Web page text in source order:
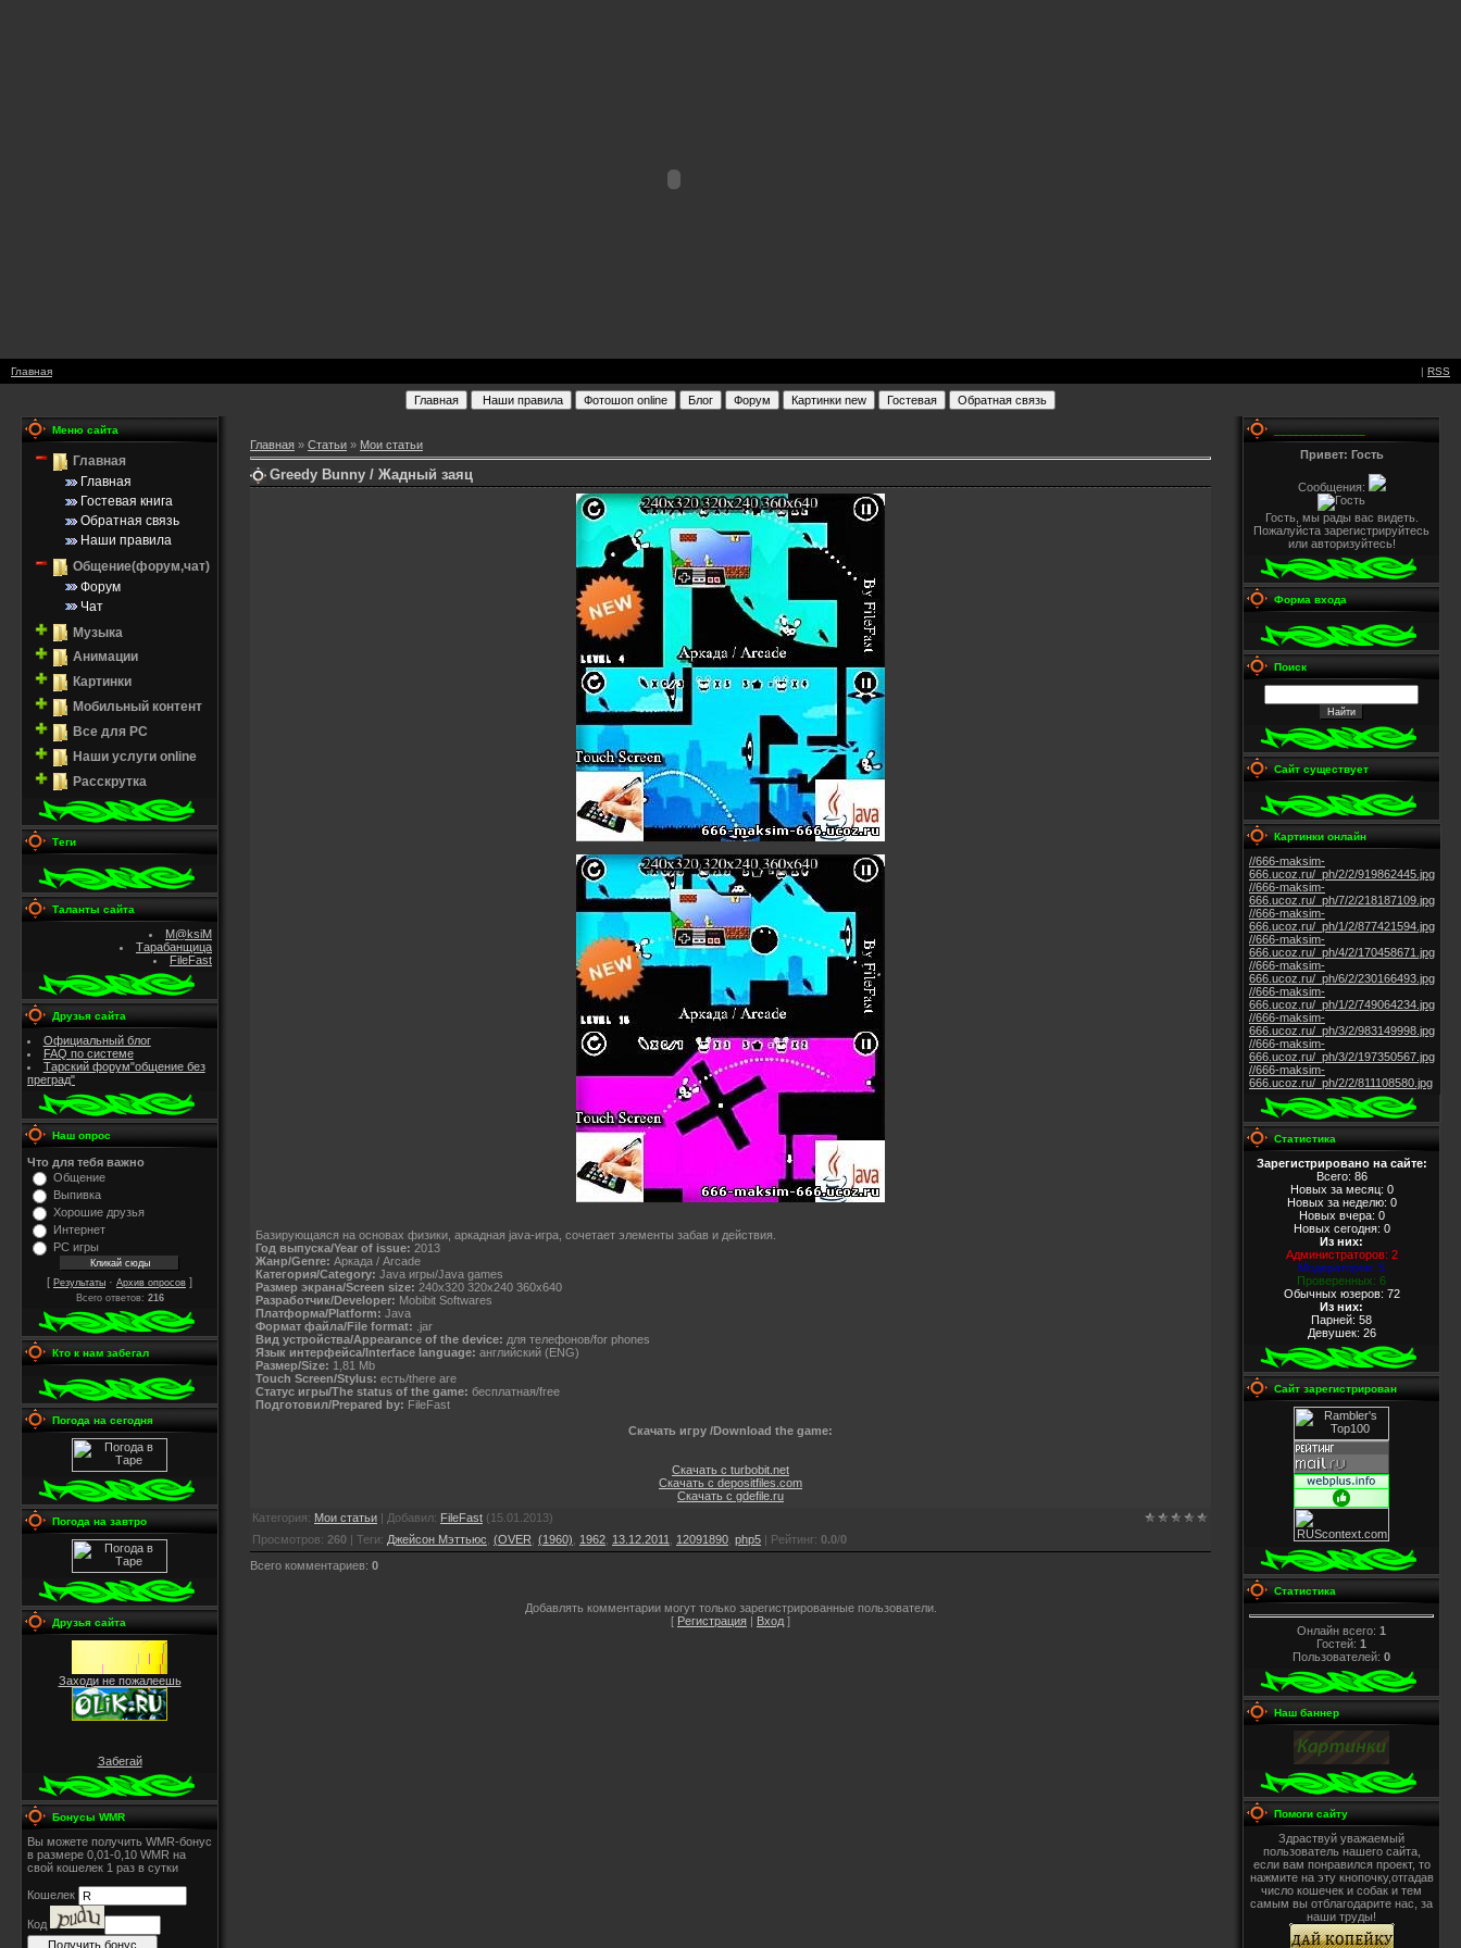
Главная | RSS
Меню сайта
Главная
Главная
Гостевая книга
Обратная связь
Наши правила
Общение(форум,чат)
Форум
Чат
Музыка
Анимации
Картинки
Мобильный контент
Все для PC
Наши услуги online
Расскрутка
Теги
Таланты сайта
M@ksiM
Тарабанщица
FileFast
Друзья сайта
Официальный блог
FAQ по системе
Тарский форум"общение без
преград"
Наш опрос
Что для тебя важно
Общение
Выпивка
Хорошие друзья
Интернет
PC игры
[ Результаты · Архив опросов ]
Всего ответов: 216
Кто к нам забегал
Погода на сегодня
Погода на завтро
Друзья сайта
Заходи не пожалеешь
Забегай
Бонусы WMR
Вы можете получить WMR-бонус
в размере 0,01-0,10 WMR на
свой кошелек 1 раз в сутки
Кошелек
Код
Главная » Статьи » Мои статьи
Greedy Bunny / Жадный заяц
Базирующаяся на основах физики, аркадная java-игра, сочетает элементы забав и действия.
Год выпуска/Year of issue: 2013
Жанр/Genre: Аркада / Arcade
Категория/Category: Java игры/Java games
Размер экрана/Screen size: 240x320 320x240 360x640
Разработчик/Developer: Mobibit Softwares
Платформа/Platform: Java
Формат файла/File format: .jar
Вид устройства/Appearance of the device: для телефонов/for phones
Язык интерфейса/Interface language: английский (ENG)
Размер/Size: 1,81 Mb
Touch Screen/Stylus: есть/there are
Статус игры/The status of the game: бесплатная/free
Подготовил/Prepared by: FileFast
Скачать игру /Download the game:
Скачать с turbobit.net
Скачать с depositfiles.com
Скачать с gdefile.ru
Категория: Мои статьи | Добавил: FileFast (15.01.2013)
Просмотров: 260 | Теги: Джейсон Мэттьюс (OVER (1960) 1962 13.12.2011 12091890 php5 | Рейтинг: 0.0/0
Всего комментариев: 0
Добавлять комментарии могут только зарегистрированные пользователи.
[ Регистрация | Вход ]
Привет: Гость
Сообщения:
Гость, мы рады вас видеть.
Пожалуйста зарегистрируйтесь
или авторизуйтесь!
Форма входа
Поиск
Сайт существует
Картинки онлайн
//666-maksim-
666.ucoz.ru/_ph/2/2/919862445.jpg
//666-maksim-
666.ucoz.ru/_ph/7/2/218187109.jpg
//666-maksim-
666.ucoz.ru/_ph/1/2/877421594.jpg
//666-maksim-
666.ucoz.ru/_ph/4/2/170458671.jpg
//666-maksim-
666.ucoz.ru/_ph/6/2/230166493.jpg
//666-maksim-
666.ucoz.ru/_ph/1/2/749064234.jpg
//666-maksim-
666.ucoz.ru/_ph/3/2/983149998.jpg
//666-maksim-
666.ucoz.ru/_ph/3/2/197350567.jpg
//666-maksim-
666.ucoz.ru/_ph/2/2/811108580.jpg
Статистика
Зарегистрировано на сайте:
Всего: 86
Новых за месяц: 0
Новых за неделю: 0
Новых вчера: 0
Новых сегодня: 0
Из них:
Администраторов: 2
Модераторов: 5
Проверенных: 6
Обычных юзеров: 72
Из них:
Парней: 58
Девушек: 26
Сайт зарегистрирован
Статистика
Онлайн всего: 1
Гостей: 1
Пользователей: 0
Наш баннер
Помоги сайту
Здраствуй уважаемый
пользователь нашего сайта,
если вам понравился проект, то
нажмите на эту кнопочку,отгадав
число кошечек и собак и тем
самым вы отблагодарите нас, за
наши труды!